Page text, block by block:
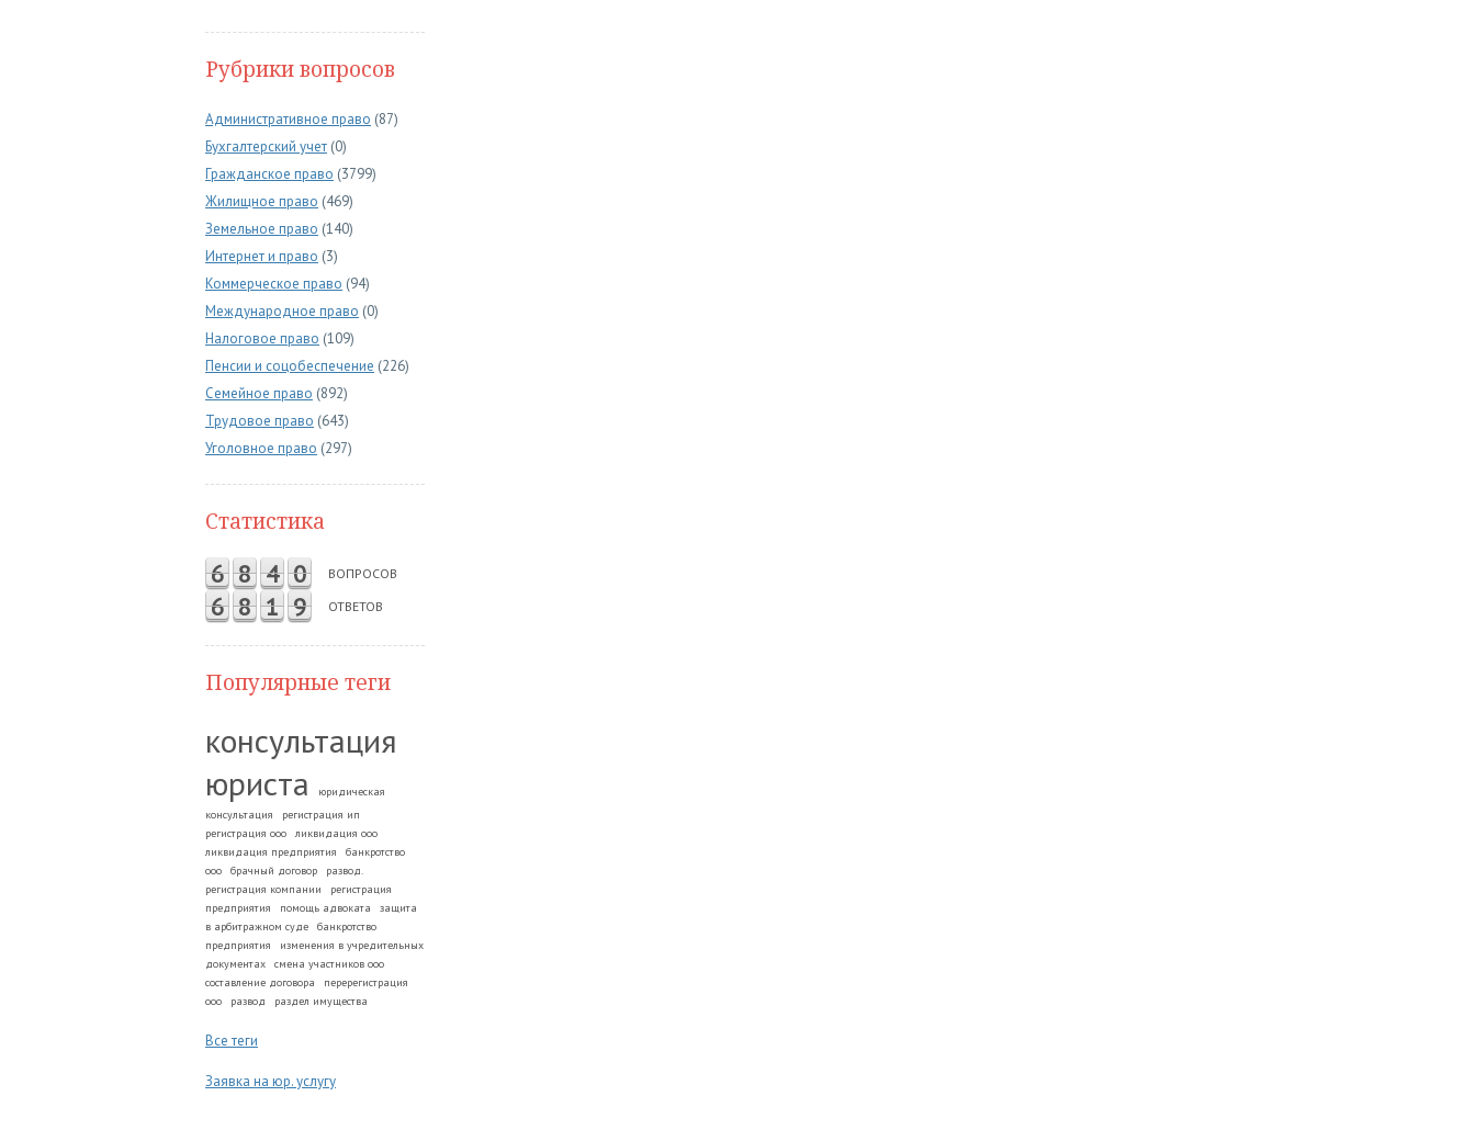
Рубрики вопросов
Административное право (87)
Бухгалтерский учет (0)
Гражданское право (3799)
Жилищное право (469)
Земельное право (140)
Интернет и право (3)
Коммерческое право (94)
Международное право (0)
Налоговое право (109)
Пенсии и соцобеспечение (226)
Семейное право (892)
Трудовое право (643)
Уголовное право (297)
Статистика
6 8 4 0 ВОПРОСОВ
6 8 1 9 ОТВЕТОВ
Популярные теги
консультация
юриста
юридическая
консультация
регистрация ип
регистрация ооо
ликвидация ооо
ликвидация предприятия
банкротство
ооо
брачный договор
развод.
регистрация компании
регистрация
предприятия
помощь адвоката
защита
в арбитражном суде
банкротство
предприятия
изменения в учредительных
документах
смена участников ооо
составление договора
перерегистрация
ооо
развод раздел имущества
Все теги
Заявка на юр. услугу